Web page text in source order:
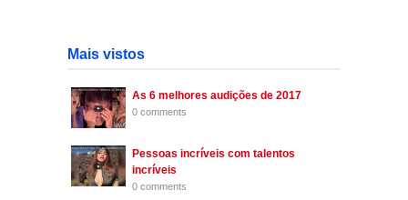
Mais vistos
As 6 melhores audições de 2017
0 comments
Pessoas incríveis com talentos
incríveis
0 comments